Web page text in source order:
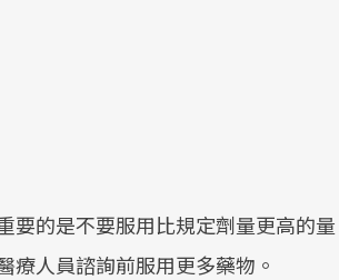
要的是不要服用比規定劑量更高的
療人員諮詢前服用更多藥物。